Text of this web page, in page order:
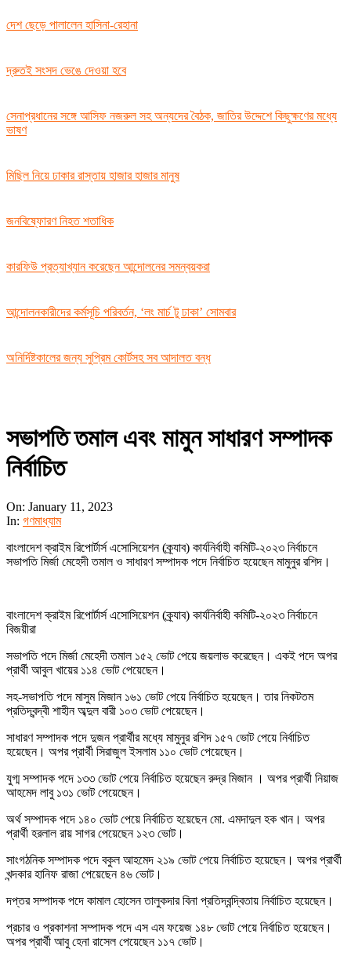
দেশ ছেড়ে পালালেন হাসিনা-রেহানা
দ্রুতই সংসদ ভেঙে দেওয়া হবে
সেনাপ্রধানের সঙ্গে আসিফ নজরুল সহ অন্যদের বৈঠক, জাতির উদ্দেশে কিছুক্ষণের মধ্যে
ভাষণ
মিছিল নিয়ে ঢাকার রাস্তায় হাজার হাজার মানুষ
জনবিষ্ফোরণ নিহত শতাধিক
কারফিউ প্রত্যাখ্যান করেছেন আন্দোলনের সমন্বয়করা
আন্দোলনকারীদের কর্মসূচি পরিবর্তন, ‘লং মার্চ টু ঢাকা’ সোমবার
অনির্দিষ্টকালের জন্য সুপ্রিম কোর্টসহ সব আদালত বন্ধ
সভাপতি তমাল এবং মামুন সাধারণ সম্পাদক
নির্বাচিত
On: January 11, 2023
In: গণমাধ্যাম
বাংলাদেশ ক্রাইম রিপোর্টার্স এসোসিয়েশন (ক্র্যাব) কার্যনির্বাহী কমিটি-২০২৩ নির্বাচনে
সভাপতি মির্জা মেহেদী তমাল ও সাধারণ সম্পাদক পদে নির্বাচিত হয়েছেন মামুনুর রশিদ।
বাংলাদেশ ক্রাইম রিপোর্টার্স এসোসিয়েশন (ক্র্যাব) কার্যনির্বাহী কমিটি-২০২৩ নির্বাচনে
বিজয়ীরা
সভাপতি পদে মির্জা মেহেদী তমাল ১৫২ ভোট পেয়ে জয়লাভ করেছেন। একই পদে অপর
প্রার্থী আবুল খায়ের ১১৪ ভোট পেয়েছেন।
সহ-সভাপতি পদে মাসুম মিজান ১৬১ ভোট পেয়ে নির্বাচিত হয়েছেন। তার নিকটতম
প্রতিদ্বন্দ্বী শাহীন অব্দুল বারী ১০৩ ভোট পেয়েছেন।
সাধারণ সম্পাদক পদে দুজন প্রার্থীর মধ্যে মামুনুর রশিদ ১৫৭ ভোট পেয়ে নির্বাচিত
হয়েছেন। অপর প্রার্থী সিরাজুল ইসলাম ১১০ ভোট পেয়েছেন।
যুগ্ম সম্পাদক পদে ১৩৩ ভোট পেয়ে নির্বাচিত হয়েছেন রুদ্র মিজান । অপর প্রার্থী নিয়াজ
আহমেদ লাবু ১৩১ ভোট পেয়েছেন।
অর্থ সম্পাদক পদে ১৪০ ভোট পেয়ে নির্বাচিত হয়েছেন মো. এমদাদুল হক খান। অপর
প্রার্থী হরলাল রায় সাগর পেয়েছেন ১২৩ ভোট।
সাংগঠনিক সম্পাদক পদে বকুল আহমেদ ২১৯ ভোট পেয়ে নির্বাচিত হয়েছেন। অপর প্রার্থী
খন্দকার হানিফ রাজা পেয়েছেন ৪৬ ভোট।
দপ্তর সম্পাদক পদে কামাল হোসেন তালুকদার বিনা প্রতিদ্বন্দ্বিতায় নির্বাচিত হয়েছেন।
প্রচার ও প্রকাশনা সম্পাদক পদে এস এম ফয়েজ ১৪৮ ভোট পেয়ে নির্বাচিত হয়েছেন।
অপর প্রার্থী আবু হেনা রাসেল পেয়েছেন ১১৭ ভোট।